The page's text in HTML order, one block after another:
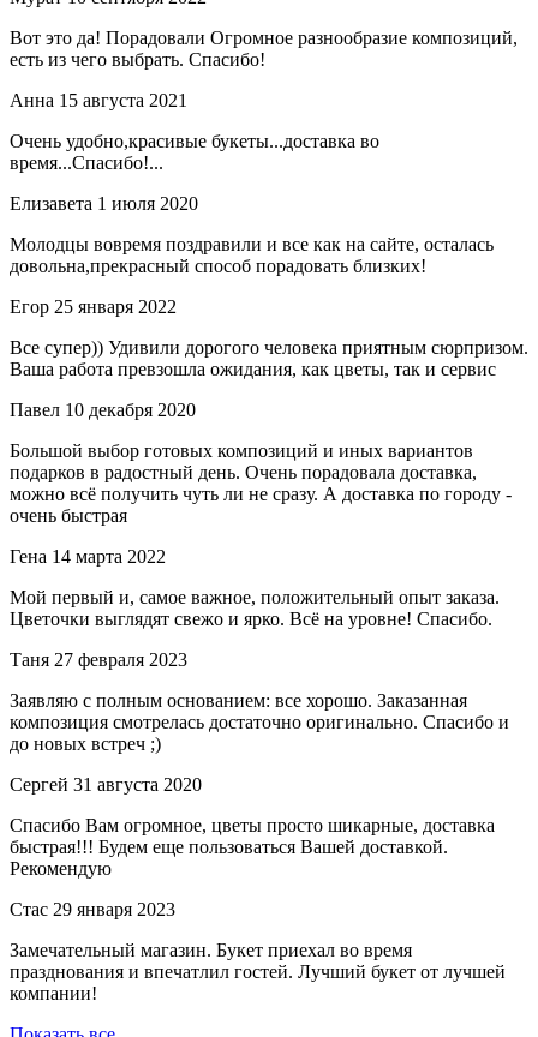
Вот это да! Порадовали Огромное разнообразие композиций,
есть из чего выбрать. Спасибо!
Анна 15 августа 2021
Очень удобно,красивые букеты...доставка во
время...Спасибо!...
Елизавета 1 июля 2020
Молодцы вовремя поздравили и все как на сайте, осталась
довольна,прекрасный способ порадовать близких!
Егор 25 января 2022
Все супер)) Удивили дорогого человека приятным сюрпризом.
Ваша работа превзошла ожидания, как цветы, так и сервис
Павел 10 декабря 2020
Большой выбор готовых композиций и иных вариантов
подарков в радостный день. Очень порадовала доставка,
можно всё получить чуть ли не сразу. А доставка по городу -
очень быстрая
Гена 14 марта 2022
Мой первый и, самое важное, положительный опыт заказа.
Цветочки выглядят свежо и ярко. Всё на уровне! Спасибо.
Таня 27 февраля 2023
Заявляю с полным основанием: все хорошо. Заказанная
композиция смотрелась достаточно оригинально. Спасибо и
до новых встреч ;)
Сергей 31 августа 2020
Спасибо Вам огромное, цветы просто шикарные, доставка
быстрая!!! Будем еще пользоваться Вашей доставкой.
Рекомендую
Стас 29 января 2023
Замечательный магазин. Букет приехал во время
празднования и впечатлил гостей. Лучший букет от лучшей
компании!